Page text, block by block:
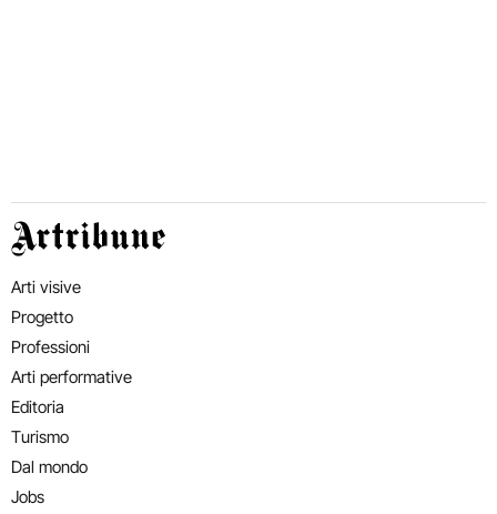
Artribune
Arti visive
Progetto
Professioni
Arti performative
Editoria
Turismo
Dal mondo
Jobs